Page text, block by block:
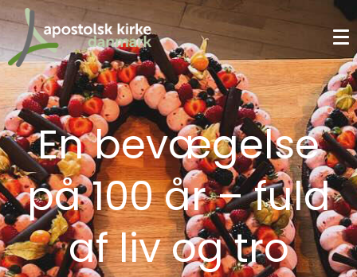
En bevægelse
på 100 år – fuld
af liv og tro